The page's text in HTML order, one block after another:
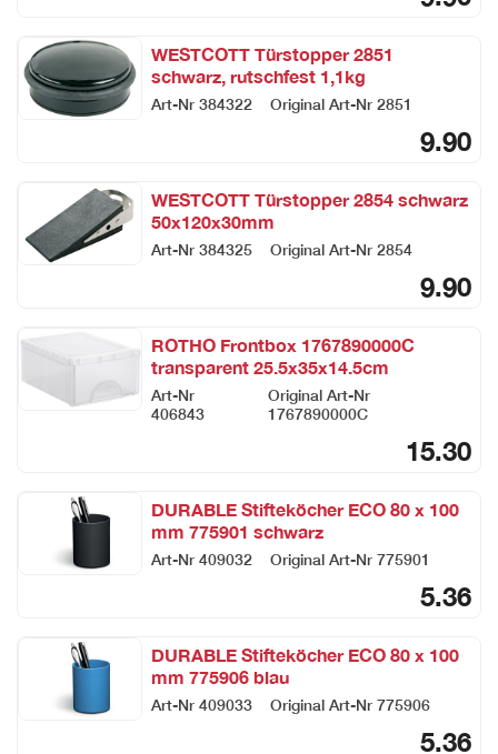
WESTCOTT Türstopper 2851
schwarz, rutschfest 1,1kg
Art-Nr 384322 Original Art-Nr 2851
9.90
WESTCOTT Türstopper 2854 schwarz
50x120x30mm
Art-Nr 384325 Original Art-Nr 2854
9.90
ROTHO Frontbox 1767890000C
transparent 25.5x35x14.5cm
Art-Nr
406843
Original Art-Nr
1767890000C
15.30
DURABLE Stifteköcher ECO 80 x 100
mm 775901 schwarz
Art-Nr 409032 Original Art-Nr 775901
5.36
DURABLE Stifteköcher ECO 80 x 100
mm 775906 blau
Art-Nr 409033 Original Art-Nr 775906
5.36